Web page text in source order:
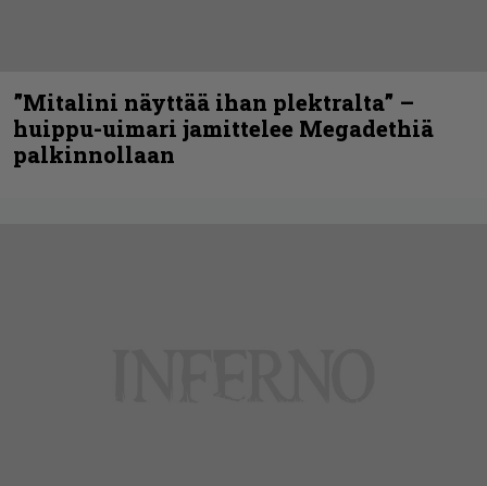
”Mitalini näyttää ihan plektralta” –
huippu-uimari jamittelee Megadethiä
palkinnollaan